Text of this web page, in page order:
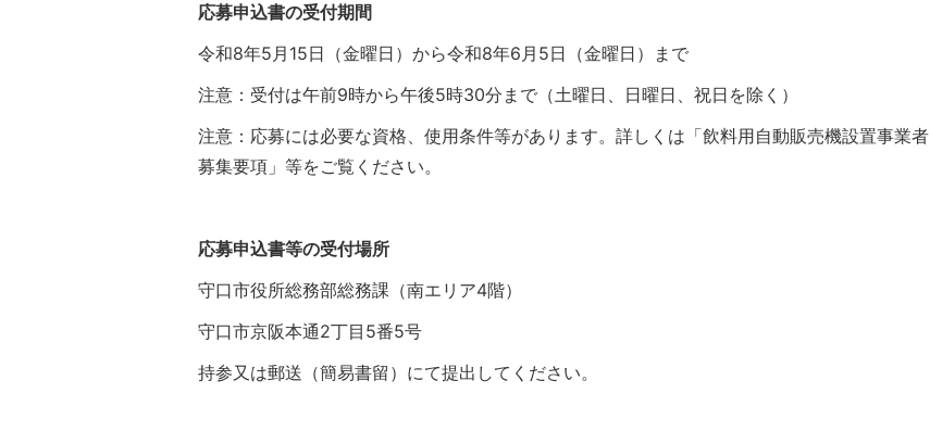
応募申込書の受付期間
令和8年5月15日（金曜日）から令和8年6月5日（金曜日）まで
注意：受付は午前9時から午後5時30分まで（土曜日、日曜日、祝日を除く）
注意：応募には必要な資格、使用条件等があります。詳しくは「飲料用自動販売機設置事業者
募集要項」等をご覧ください。
応募申込書等の受付場所
守口市役所総務部総務課（南エリア4階）
守口市京阪本通2丁目5番5号
持参又は郵送（簡易書留）にて提出してください。